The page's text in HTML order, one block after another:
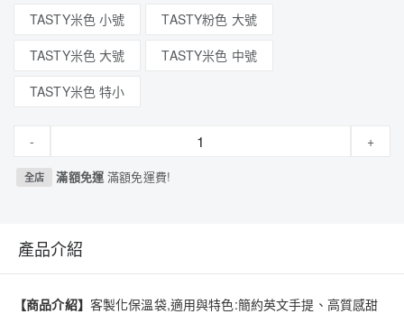
TASTY米色 小號
TASTY粉色 大號
TASTY米色 大號
TASTY米色 中號
TASTY米色 特小
- +
全店 滿額免運滿額免運費!
產品介紹
【商品介紹】 客製化保溫袋,適用與特色:簡約英文手提、高質感甜